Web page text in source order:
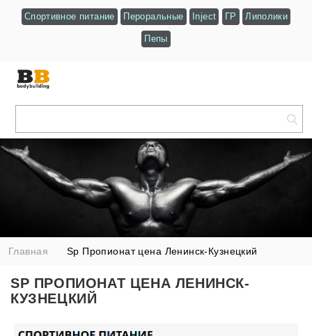
Спортивное питание Пероральные Inject ГР Липолики
Пепы
Главная Sp Пропионат цена Ленинск-Кузнецкий
SP ПРОПИОНАТ ЦЕНА ЛЕНИНСК-
КУЗНЕЦКИЙ